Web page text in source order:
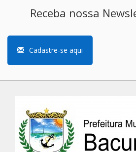
Receba nossa
Cadastre-se aqui